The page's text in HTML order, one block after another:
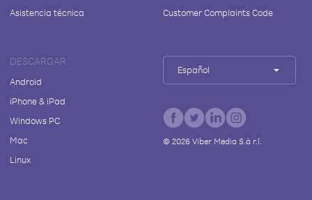
Asistencia técnica
Customer Complaints Code
DESCARGAR
Android
iPhone & iPad
Windows PC
Mac
Linux
Español
© 2026Viber Media S.à r.l.